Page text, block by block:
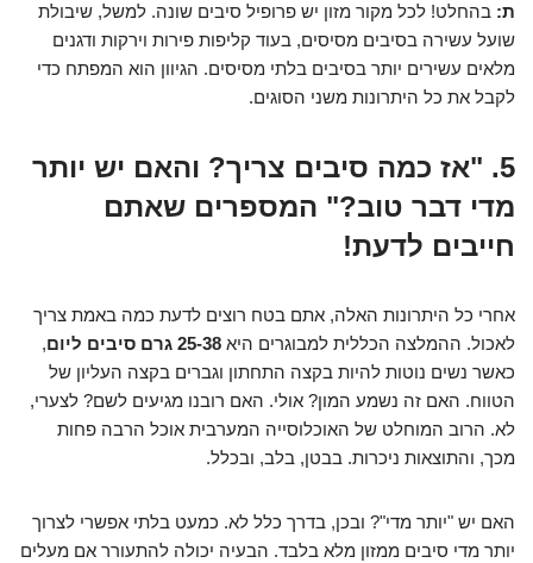
ת: בהחלט! לכל מקור מזון יש פרופיל סיבים שונה. למשל, שיבולת
שועל עשירה בסיבים מסיסים, בעוד קליפות פירות וירקות ודגנים
מלאים עשירים יותר בסיבים בלתי מסיסים. הגיוון הוא המפתח כדי
לקבל את כל היתרונות משני הסוגים.
5. "אז כמה סיבים צריך? והאם יש יותר
מדי דבר טוב?" המספרים שאתם
חייבים לדעת!
אחרי כל היתרונות האלה, אתם בטח רוצים לדעת כמה באמת צריך
לאכול. ההמלצה הכללית למבוגרים היא 25-38 גרם סיבים ליום
,
כאשר נשים נוטות להיות בקצה התחתון וגברים בקצה העליון של
הטווח. האם זה נשמע המון? אולי. האם רובנו מגיעים לשם? לצערי,
לא. הרוב המוחלט של האוכלוסייה המערבית אוכל הרבה פחות
מכך, והתוצאות ניכרות. בבטן, בלב, ובכלל.
האם יש "יותר מדי"? ובכן, בדרך כלל לא. כמעט בלתי אפשרי לצרוך
יותר מדי סיבים ממזון מלא בלבד. הבעיה יכולה להתעורר אם מעלים